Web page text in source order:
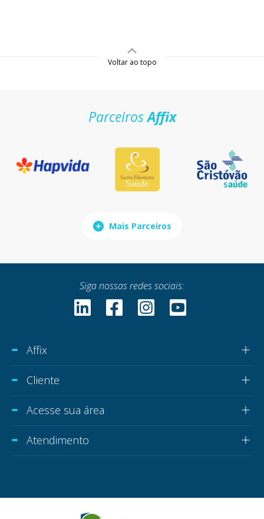
Voltar ao topo
ParceirosAffix
Mais Parceiros
Siga nossas redes sociais:
Affix
Cliente
Acesse sua área
Atendimento